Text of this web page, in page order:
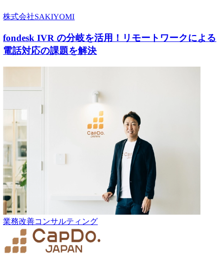
株式会社SAKIYOMI
fondesk IVR の分岐を活用！リモートワークによる
電話対応の課題を解決
業務改善コンサルティング